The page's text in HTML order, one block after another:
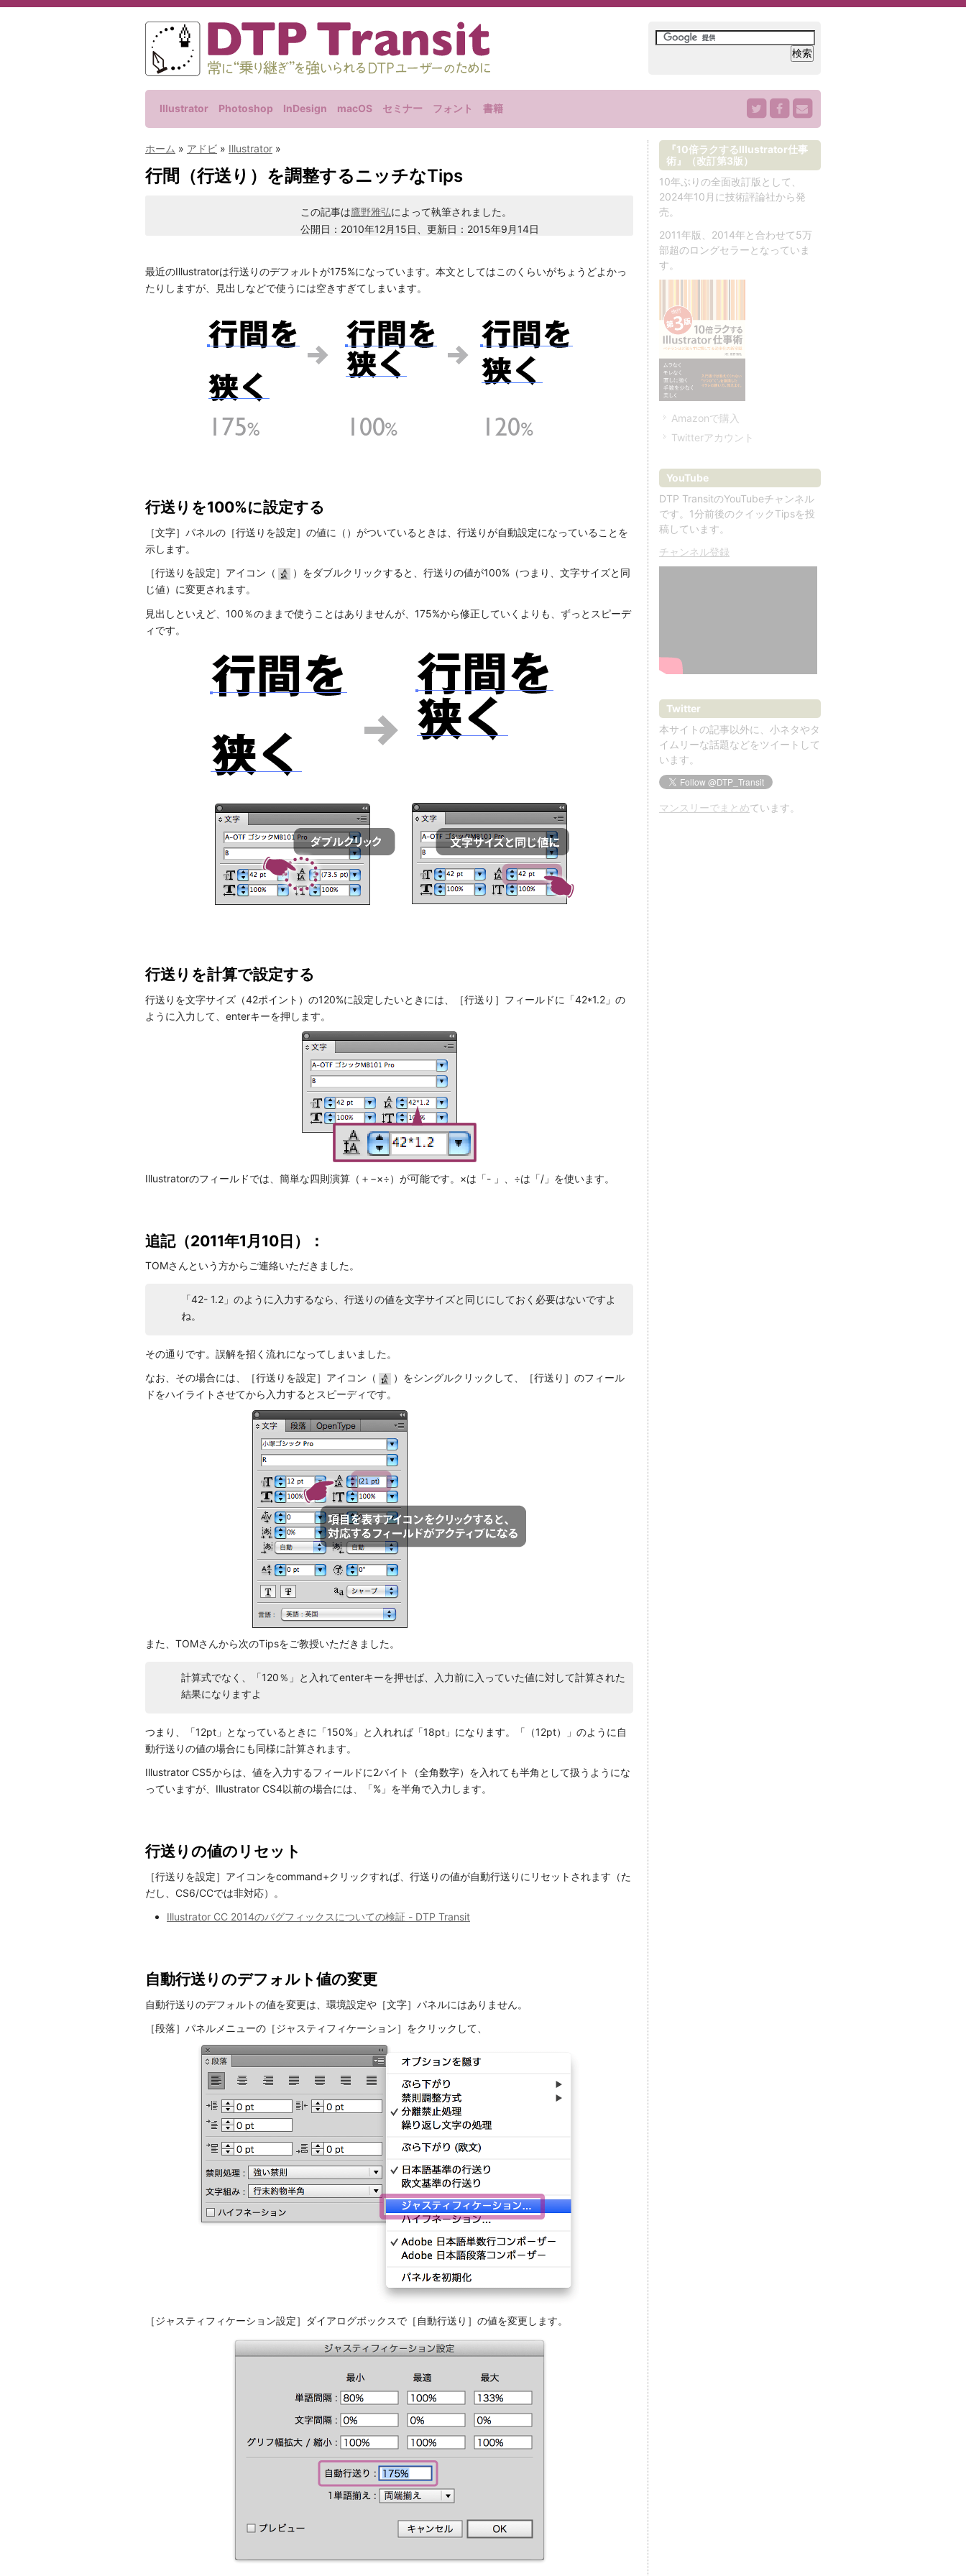
Illustrator Photoshop InDesign macOS セミナー フォント 書籍
ホーム » アドビ » Illustrator »
行間（行送り）を調整するニッチなTips
この記事は鷹野雅弘によって執筆されました。
公開日：2010年12月15日、更新日：2015年9月14日
最近のIllustratorは行送りのデフォルトが175%になっています。本文としてはこのくらいがちょうどよかっ
たりしますが、見出しなどで使うには空きすぎてしまいます。
行送りを100%に設定する
［文字］パネルの［行送りを設定］の値に（）がついているときは、行送りが自動設定になっていることを
示します。
［行送りを設定］アイコン（
）をダブルクリックすると、行送りの値が100%（つまり、文字サイズと同
じ値）に変更されます。
見出しといえど、100％のままで使うことはありませんが、175%から修正していくよりも、ずっとスピーデ
ィです。
行送りを計算で設定する
行送りを文字サイズ（42ポイント）の120%に設定したいときには、［行送り］フィールドに「42*1.2」の
ように入力して、enterキーを押します。
Illustratorのフィールドでは、簡単な四則演算（＋−×÷）が可能です。×は「- 」、÷は「/」を使います。
追記（2011年1月10日）：
TOMさんという方からご連絡いただきました。
「42- 1.2」のように入力するなら、行送りの値を文字サイズと同じにしておく必要はないですよ
ね。
その通りです。誤解を招く流れになってしまいました。
なお、その場合には、［行送りを設定］アイコン（
）をシングルクリックして、［行送り］のフィール
ドをハイライトさせてから入力するとスピーディです。
また、TOMさんから次のTipsをご教授いただきました。
計算式でなく、「120％」と入れてenterキーを押せば、入力前に入っていた値に対して計算された
結果になりますよ
つまり、「12pt」となっているときに「150%」と入れれば「18pt」になります。「（12pt）」のように自
動行送りの値の場合にも同様に計算されます。
Illustrator CS5からは、値を入力するフィールドに2バイト（全角数字）を入れても半角として扱うようにな
っていますが、Illustrator CS4以前の場合には、「%」を半角で入力します。
行送りの値のリセット
［行送りを設定］アイコンをcommand+クリックすれば、行送りの値が自動行送りにリセットされます（た
だし、CS6/CCでは非対応）。
Illustrator CC 2014のバグフィックスについての検証 - DTP Transit
自動行送りのデフォルト値の変更
自動行送りのデフォルトの値を変更は、環境設定や［文字］パネルにはありません。
［段落］パネルメニューの［ジャスティフィケーション］をクリックして、
［ジャスティフィケーション設定］ダイアログボックスで［自動行送り］の値を変更します。
『10倍ラクするIllustrator仕事
術』（改訂第3版）
10年ぶりの全面改訂版として、
2024年10月に技術評論社から発
売。
2011年版、2014年と合わせて5万
部超のロングセラーとなっていま
す。
Amazonで購入
Twitterアカウント
YouTube
DTP TransitのYouTubeチャンネル
です。1分前後のクイックTipsを投
稿しています。
チャンネル登録
Twitter
本サイトの記事以外に、小ネタやタ
イムリーな話題などをツイートして
います。
マンスリーでまとめています。